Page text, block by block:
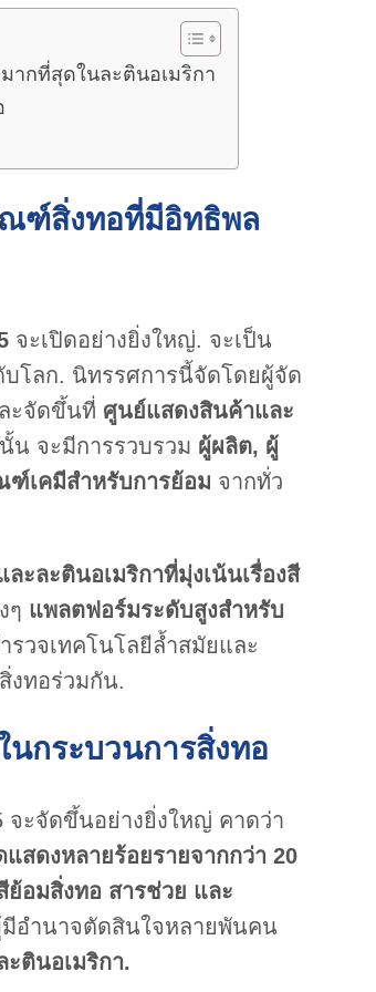
ากที่สุดในละตินอเมริกา
ณฑ์สิ่งทอที่มีอิทธิพล
จะเปิดอย่างยิ่งใหญ่. จะเป็น
โลก. นิทรรศการนี้จัดโดยผู้จัด
ะจัดขึ้นที่ ศูนย์แสดงสินค้าและ
น จะมีการรวบรวม ผู้ผลิต, ผู้
เคมีสำหรับการย้อม จากทั่ว
ะละตินอเมริกาที่มุ่งเน้นเรื่องสี
ๆ แพลตฟอร์มระดับสูงสำหรับ
รวจเทคโนโลยีล้ำสมัยและ
งทอร่วมกัน.
กระบวนการสิ่งทอ
จะจัดขึ้นอย่างยิ่งใหญ่ คาดว่า
แสดงหลายร้อยรายจากกว่า 20
อมสิ่งทอ สารช่วย และ
อำนาจตัดสินใจหลายพันคน
ตินอเมริกา.